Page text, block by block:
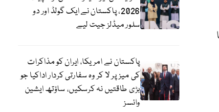
2026، پاکستان نے ایک گولڈ اور دو
سلور میڈلز جیت لیے
پاکستان نے امریکا، ایران کو مذاکرات
کی میز پر لا کر وہ سفارتی کردار اداکیا جو
بڑی طاقتیں نہ کرسکیں، ساؤتھ ایشین
وائسز